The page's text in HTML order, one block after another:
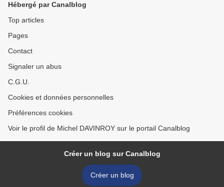
Hébergé par Canalblog
Top articles
Pages
Contact
Signaler un abus
C.G.U.
Cookies et données personnelles
Préférences cookies
Voir le profil de Michel DAVINROY sur le portail Canalblog
Créer un blog sur Canalblog
Créer un blog